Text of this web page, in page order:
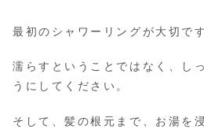
最初のシャワーリングが大切です
濡らすということではなく、し
うにしてください。
そして、髪の根元まで、お湯を